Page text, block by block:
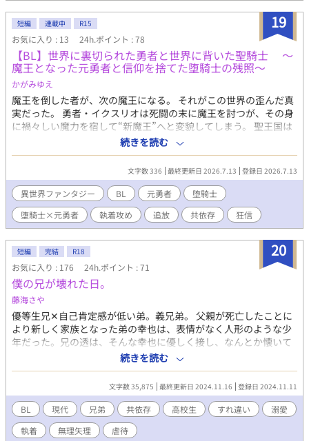
19
短編 連載中 R15
お気に入り : 13 24h.ポイント : 78
【BL】世界に裏切られた勇者と世界に背いた聖騎士 ～
魔王となった元勇者と信仰を捨てた堕騎士の残照〜
かがみゆえ
魔王を倒した者が、次の魔王になる。 それがこの世界の歪んだ真
実だった。 ​勇者・イクスリオは死闘の末に魔王を討つが、その身
に禍々しい魔力を宿して“新魔王”へと変貌してしまう。 聖王国は
手のひらを返し、即座にイスクリオを“人類最大の敵”として次の
討伐対象に指定。 ​世界の英雄である勇者は、一晩にして世界中か
ら命を狙われる存在へと堕ちた。 ​絶望の中、誰も信じられなくな
ったイクスリオの前に現れたのは、かつて神に誓いを立てた幼馴
染の聖騎士・ルミナザード。 彼が抜いた剣で斬り伏せたのは、イ
クスリオではなく新魔王を討伐しようとした冒険者たちだった。 ​
「世界が君を拒むなら、俺は魔王側につく」 ​神への信仰を捨
て“堕騎士”となって魔王側に味方する男と、すべてを失った新魔
王。 人間の土地を追われ、世界の果てにある魔族の国からさらに
深い闇の奥へ……。 ​ これは、世界を犠牲にして二人だけの永遠の
孤独と愛を手に入れた物語である。 .
続きを読む
文字数 336 最終更新日 2026.7.13 登録日 2026.7.13
異世界ファンタジー BL 元勇者
堕騎士
堕騎士×元勇者
執着攻め 追放 共依存 狂信
20
短編 完結 R18
お気に入り : 176 24h.ポイント : 71
僕の兄が壊れた日。
藤海さや
優等生兄✕自己肯定感が低い弟。義兄弟。 父親が死亡したことに
より新しく家族となった弟の幸也は、表情がなく人形のような少
年だった。兄の透は、そんな幸也に優しく接し、なんとか懐いて
もらおうと試みる。透は幸也が透に対して従順に振る舞う一方
で、時折怯えた表情をみせるのが気になっていた。 ◇弟に執着し
て余裕がなくなる兄と、捨てられないためにペットや恋人の代わ
りになろうとする弟の話。 ◇兄→弟に視点が変わります。小学生
→高校生まで。本人たちにとっては一応ハッピーエンド。 ◇冒頭
からR18。無理矢理、児童虐待描写があります。ざまあ要素はあ
りません。 ◇ムーンライトノベルズにも投稿してます。
続きを読む
文字数 35,875 最終更新日 2024.11.16 登録日 2024.11.11
BL 現代 兄弟 共依存 高校生 すれ違い
溺愛
執着
無理矢理 虐待